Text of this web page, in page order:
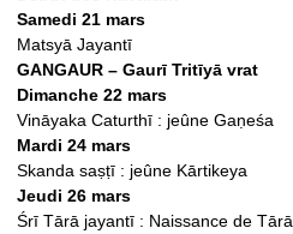
Samedi 21 mars
Matsyā Jayantī
GANGAUR – Gaurī Tritīyā vrat
Dimanche 22 mars
Vināyaka Caturthī : jeûne Gaṇeśa
Mardi 24 mars
Skanda saṣṭī : jeûne Kārtikeya
Jeudi 26 mars
Śrī Tārā jayantī : Naissance de Tārā